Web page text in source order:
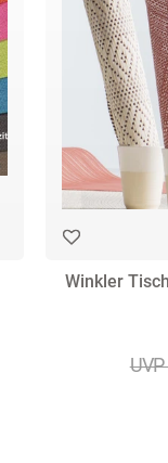
Winkler